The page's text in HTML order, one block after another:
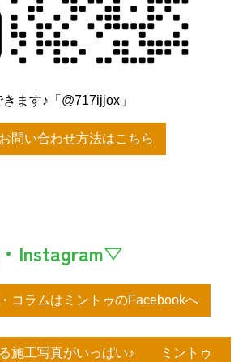
ます♪「@717ijjox」
問い合わせ方法はこちら
Instagram▽
コラムはミントゥのFacebookへ
る施工写真がいっぱい♪ ミントゥ